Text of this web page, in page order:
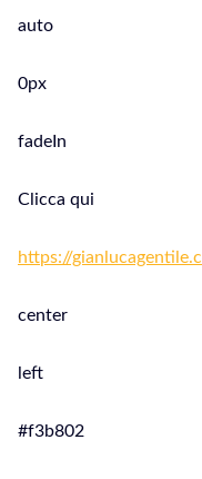
auto
0px
fadeIn
Clicca qui
https://
center
left
#f3b802